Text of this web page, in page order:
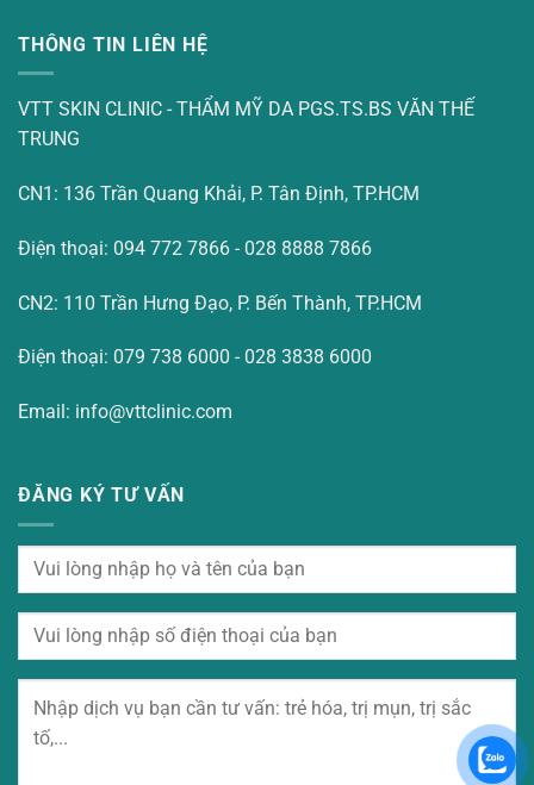
THÔNG TIN LIÊN HỆ
VTT SKIN CLINIC - THẨM MỸ DA PGS.TS.BS VĂN THẾ
TRUNG
CN1: 136 Trần Quang Khải, P. Tân Định, TP.HCM
Điện thoại: 094 772 7866 - 028 8888 7866
CN2: 110 Trần Hưng Đạo, P. Bến Thành, TP.HCM
Điện thoại: 079 738 6000 - 028 3838 6000
Email: info@vttclinic.com
ĐĂNG KÝ TƯ VẤN